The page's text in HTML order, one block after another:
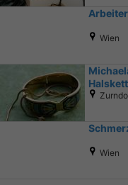
Wien
Wien